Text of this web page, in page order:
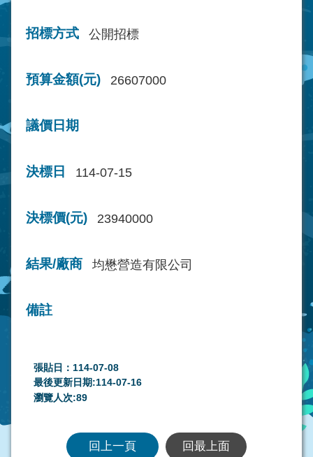
招標方式 公開招標
預算金額(元) 26607000
議價日期
決標日 114-07-15
決標價(元) 23940000
結果/廠商 均懋營造有限公司
備註
張貼日：114-07-08
最後更新日期:114-07-16
瀏覽人次:89
回上一頁 回最上面